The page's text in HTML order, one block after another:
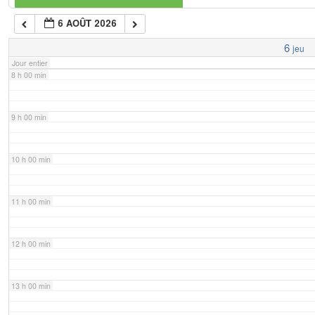
6 AOÛT 2026
6 jeu
Jour entier
7 h 00 min
8 h 00 min
9 h 00 min
10 h 00 min
11 h 00 min
12 h 00 min
13 h 00 min